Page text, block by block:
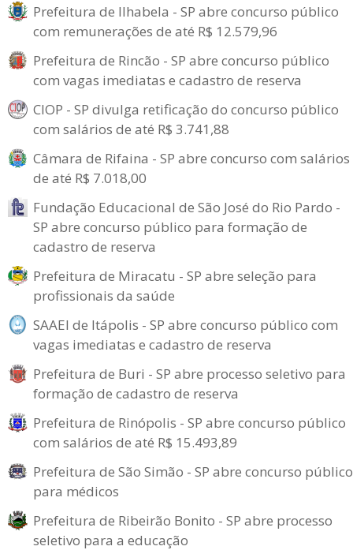
Prefeitura de Ilhabela - SP abre concurso público
com remunerações de até R$ 12.579,96
Prefeitura de Rincão - SP abre concurso público
com vagas imediatas e cadastro de reserva
CIOP - SP divulga retificação do concurso público
com salários de até R$ 3.741,88
Câmara de Rifaina - SP abre concurso com salários
de até R$ 7.018,00
Fundação Educacional de São José do Rio Pardo -
SP abre concurso público para formação de
cadastro de reserva
Prefeitura de Miracatu - SP abre seleção para
profissionais da saúde
SAAEI de Itápolis - SP abre concurso público com
vagas imediatas e cadastro de reserva
Prefeitura de Buri - SP abre processo seletivo para
formação de cadastro de reserva
Prefeitura de Rinópolis - SP abre concurso público
com salários de até R$ 15.493,89
Prefeitura de São Simão - SP abre concurso público
para médicos
Prefeitura de Ribeirão Bonito - SP abre processo
seletivo para a educação